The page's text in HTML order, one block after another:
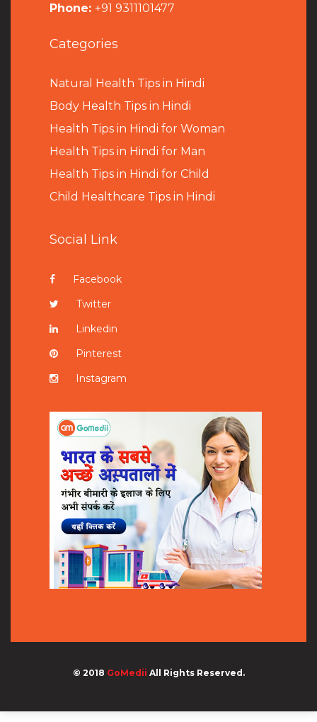
Phone: +91 9311101477
Categories
Natural Health Tips in Hindi
Body Health Tips in Hindi
Health Tips in Hindi for Woman
Health Tips in Hindi for Man
Health Tips in Hindi for Child
Child Healthcare Tips in Hindi
Social Link
Facebook
Twitter
Linkedin
Pinterest
Instagram
© 2018 GoMedii All Rights Reserved.